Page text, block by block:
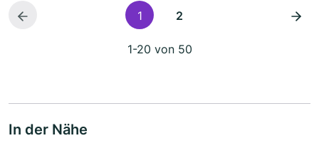
1 2
1-20 von 50
In der Nähe